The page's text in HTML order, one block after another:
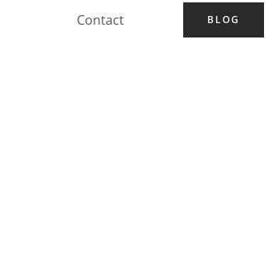
Contact BLOG